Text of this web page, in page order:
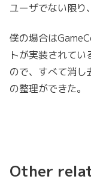
ユーザでない限り
僕の場合は
トが実装されて
ので、すべて消し
の整理ができた。
Other